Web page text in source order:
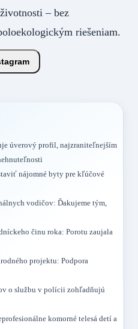
– bez
riešeniam.
úverový profil, najzraniteľnejším
nájomné byty pre kľúčové
vodičov: Ďakujeme tým,
činu roka: Porotu zaujala
projektu: Podpora
o službu v polícii zohľadňujú
komorné telesá detí a